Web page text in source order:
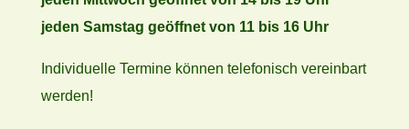
jeden Samstag geöffnet von 11 bis 16 Uhr
Individuelle Termine können telefonisch vereinbart
werden!